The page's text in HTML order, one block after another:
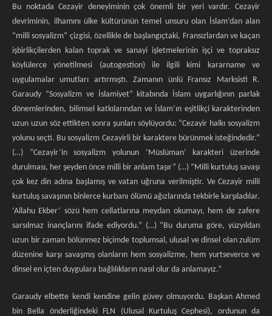
Bu noktada Cezayir deneyiminin çok önemli bir yeri vardır. Cezayir
devriminin, ilhamını ülke kültürünün temel unsuru olan İslam’dan alan
“milli sosyalizm” çizgisi, özellikle de başlangıçtaki, Fransızlardan ve kaçan
işbirlikçilerden kalan toprak ve sanayi işletmelerinin işçi ve topraksız
köylülerce yönetilmesi (autogestion) ile ilgili kimi kararname ve
uygulamalar umutları artırmıştı. Zamanın ünlü Fransız Marksisti R.
Garaudy “Sosyalizm ve İslamiyet” kitabında İslam uygarlığının parlak
dönemlerinden, bilimsel katkılarından ve İslam’ın eşitlikçi karakterinden
uzun uzun söz ettikten sonra şunları söylüyordu: “Cezayir halkı sosyalizm
yolunu seçti. Bu sosyalizm Cezayirli bir karaktere bürünmek isteğindedir.”
(…) “Cezayir’in sosyalizm yolunun ‘Müslüman’ karakteri üzerinde
durulması, her şeyden önce milli bir anlam taşır” (…) “Milli kurtuluş savaşı
çok kez din adına başlamış ve vatan uğruna verilmiştir. Ve Cezayir milli
kurtuluş savaşının binlerce kurbanı ölümü ağızlarında tekbirle karşıladılar.
‘Allahu Ekber’ sözü hem cellatlarına meydan okumayı, hem de zafere
sarsılmaz inançlarını ifade ediyordu.” (…) “Bu duruma göre, yüzyıldan
uzun bir zaman bölünmez biçimde toplumsal, ulusal ve dinsel olan zulüm
düzenine karşı savaşmış olanların hem sosyalizme, hem yurtseverce ve
dinsel en içten duygulara bağlılıkların nasıl olur da anlamayız.”
Garaudy elbette kendi kendine gelin güvey olmuyordu. Başkan Ahmed
bin Bella önderliğindeki FLN (Ulusal Kurtuluş Cephesi), ordunun da